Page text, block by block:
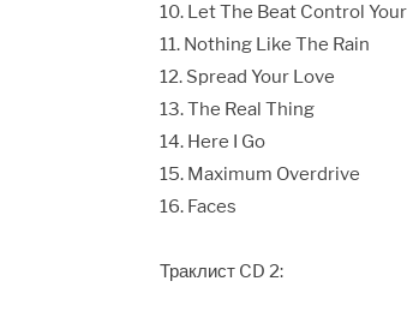
10. Let The Beat Control
11. Nothing Like The Rain
12. Spread Your Love
13. The Real Thing
14. Here I Go
15. Maximum Overdrive
16. Faces
Траклист CD 2: